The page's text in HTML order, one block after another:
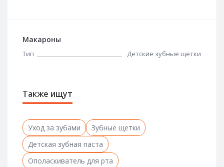
Макароны
Тип Детские зубные щетки
Также ищут
Уход за зубами
Зубные щетки
Детская зубная паста
Ополаскиватель для рта